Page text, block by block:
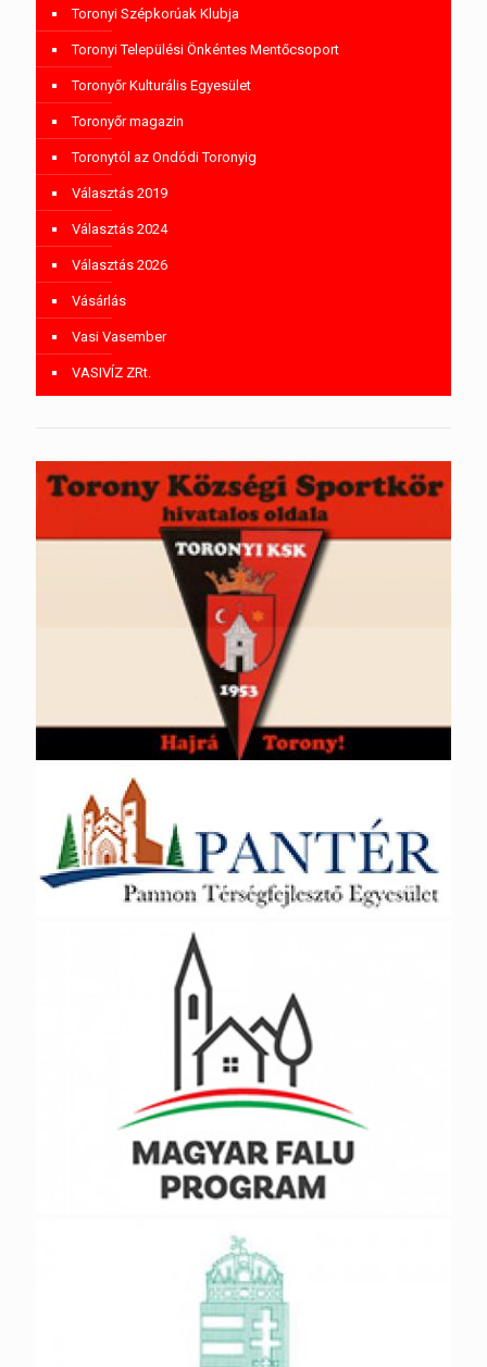
Toronyi Szépkorúak Klubja
Toronyi Települési Önkéntes Mentőcsoport
Toronyőr Kulturális Egyesület
Toronyőr magazin
Toronytól az Ondódi Toronyig
Választás 2019
Választás 2024
Választás 2026
Vásárlás
Vasi Vasember
VASIVÍZ ZRt.